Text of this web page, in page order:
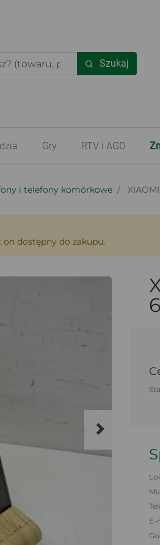
Szukaj
Gry RTV i AGD
i telefony komórkowe
on dostępny do zakupu.
E-